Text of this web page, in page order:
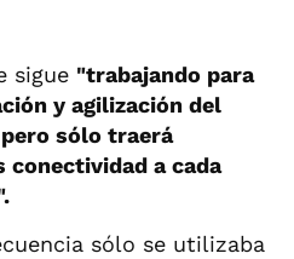
sigue "trabajando para
y agilización del
sólo traerá
a cada
sólo se utilizaba